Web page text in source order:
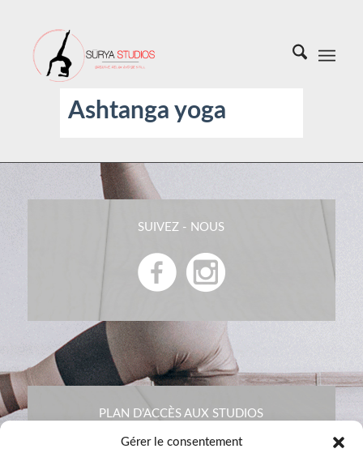
Gérer le consentement
Ashtanga yoga
SUIVEZ - NOUS
PLAN D’ACCÈS AUX STUDIOS